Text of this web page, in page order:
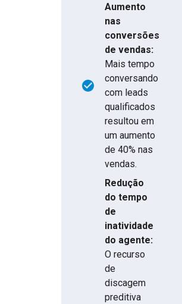
Aumento
nas
conversões
de vendas:
Mais tempo
conversando
com leads
qualificados
resultou em
um aumento
de 40% nas
vendas.
Redução
do tempo
de
inatividade
do agente:
O recurso
de
discagem
preditiva